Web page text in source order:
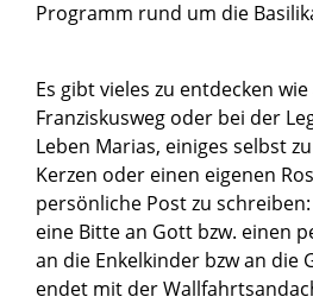
Programm rund um die
Es gibt vieles zu entdecken
Franziskusweg oder bei der
Leben Marias, einiges selbst
Kerzen oder einen eigenen
persönliche Post zu
eine Bitte an Gott bzw. einen
an die Enkelkinder bzw an die
endet mit der